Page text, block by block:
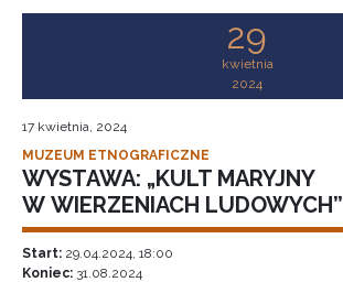
29
kwietnia
2024
17 kwietnia, 2024
MUZEUM ETNOGRAFICZNE
WYSTAWA: „KULT MARYJNY
W WIERZENIACH LUDOWYCH”
Start: 29.04.2024, 18:00
Koniec: 31.08.2024